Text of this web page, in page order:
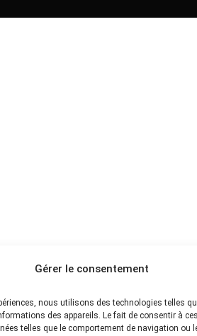
Gérer le consentement
nous utilisons des technologies telles
des appareils. Le fait de consentir à
telles que le comportement de navigation ou